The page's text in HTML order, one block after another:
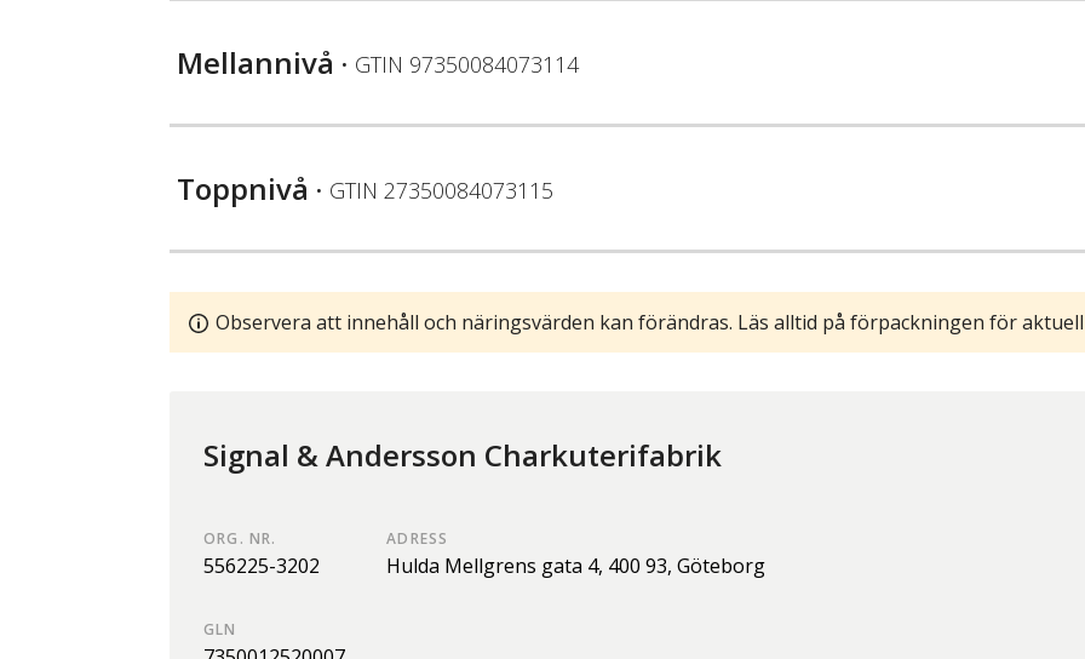
Mellannivå • GTIN 97350084073114
Toppnivå • GTIN 27350084073115
Observera att innehåll och näringsvärden kan förändras. Läs alltid på förpackningen för
Signal & Andersson Charkuterifabrik
ORG. NR.
556225-3202
GLN
ADRESS
Hulda Mellgrens gata 4, 400 93,Göteborg